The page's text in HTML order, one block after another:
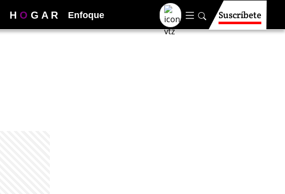
H O G A R Enfoque Suscríbete